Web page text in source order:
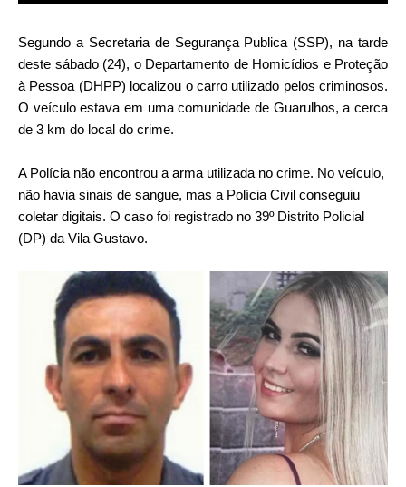
Segundo a Secretaria de Segurança Publica (SSP), na tarde
deste sábado (24), o Departamento de Homicídios e Proteção
à Pessoa (DHPP) localizou o carro utilizado pelos criminosos.
O veículo estava em uma comunidade de Guarulhos, a cerca
de 3 km do local do crime.
A Polícia não encontrou a arma utilizada no crime. No veículo,
não havia sinais de sangue, mas a Polícia Civil conseguiu
coletar digitais. O caso foi registrado no 39º Distrito Policial
(DP) da Vila Gustavo.